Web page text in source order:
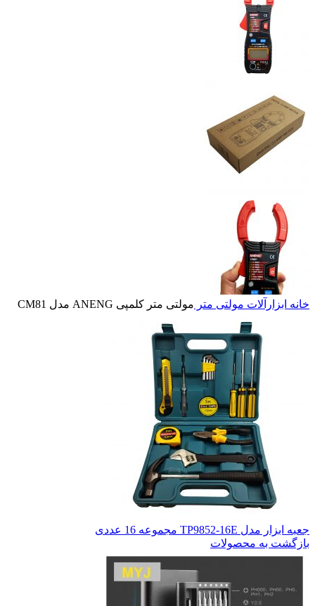
خانه ابزارآلات مولتی متر مولتی متر کلمپی ANENG مدل CM81
جعبه ابزار مدل TP9852-16E مجموعه 16 عددی
بازگشت به محصولات